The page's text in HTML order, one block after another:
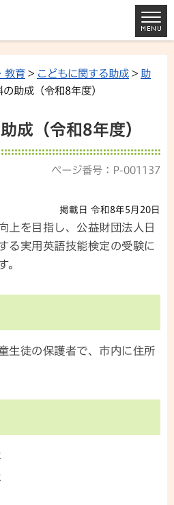
教育 > こどもに関する助成 > 助
助成（令和8年度）
成（令和8年度）
ページ番号：P-001137
掲載日 令和8年5月20日
上を目指し、公益財団法人日
る実用英語技能検定の受験に
。
生徒の保護者で、市内に住所